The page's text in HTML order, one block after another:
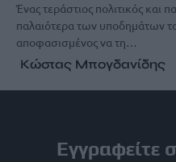
Ένας τεράστιος πολιτικός και
παλαιότερα των υποδημάτων
αποφασισμένος να τη…
Κώστας Μπογδανίδης
Εγγραφείτε